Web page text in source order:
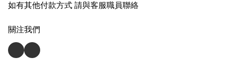
如有其他付款方式 請與客服職員聯絡
關注我們